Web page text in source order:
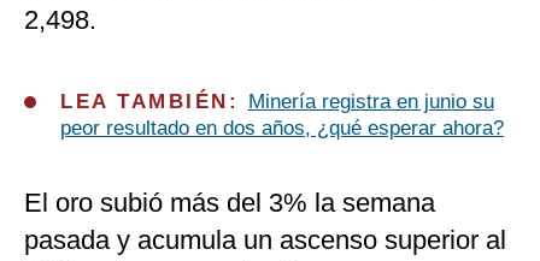
2,498.
LEA TAMBIÉN:
Minería registra en junio su
peor resultado en dos años, ¿qué esperar ahora?
El oro subió más del 3% la semana
pasada y acumula un ascenso superior al